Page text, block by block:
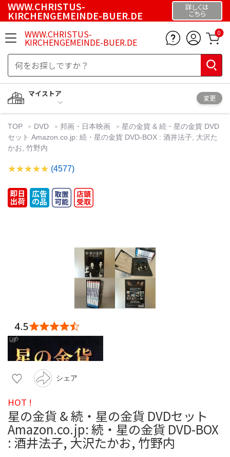
WWW.CHRISTUS-
KIRCHENGEMEINDE-BUER.DE
詳しくは
こちら
WWW.CHRISTUS-
KIRCHENGEMEINDE-BUER.DE
0
マイストア
変更
TOP DVD 邦画・日本映画
星の金貨 & 続・星の金貨 DVD
セット Amazon.co.jp: 続・星の金貨 DVD-BOX : 酒井法子, 大沢た
かお, 竹野内
(4577)
シェア
HOT !
星の金貨 & 続・星の金貨 DVDセット
Amazon.co.jp: 続・星の金貨 DVD-BOX
: 酒井法子, 大沢たかお, 竹野内